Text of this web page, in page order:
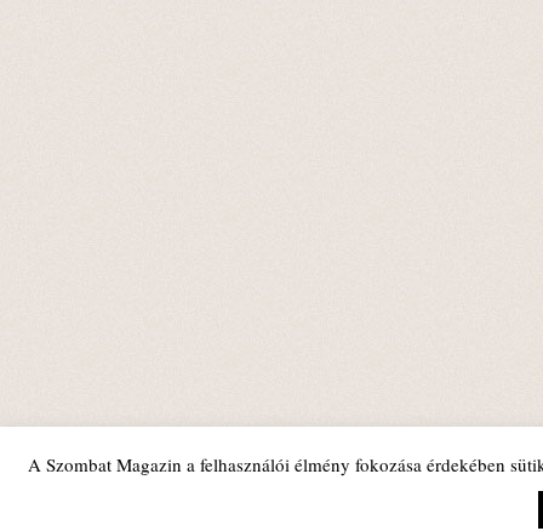
A Szombat Magazin a felhasználói élmény fokozása érdekében